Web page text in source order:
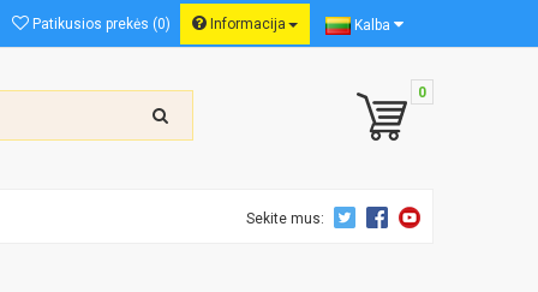
Patikusios prekės (0) Informacija Kalba
0
Sekite mus: